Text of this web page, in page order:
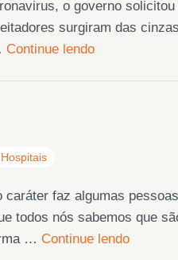
o governo
surgiram das
Continue lendo
caráter faz algumas
todos nós sabemos que
… Continue lendo